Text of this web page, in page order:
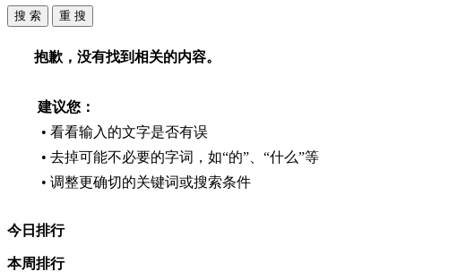
抱歉，没有找到相关的内容。
建议您：
• 看看输入的文字是否有误
• 去掉可能不必要的字词，如“的”、“什么”等
• 调整更确切的关键词或搜索条件
今日排行
本周排行